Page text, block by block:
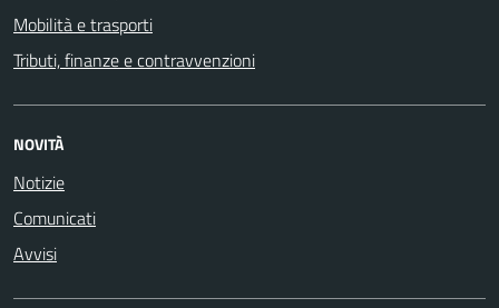
Mobilità e trasporti
Tributi, finanze e contravvenzioni
NOVITÀ
Notizie
Comunicati
Avvisi